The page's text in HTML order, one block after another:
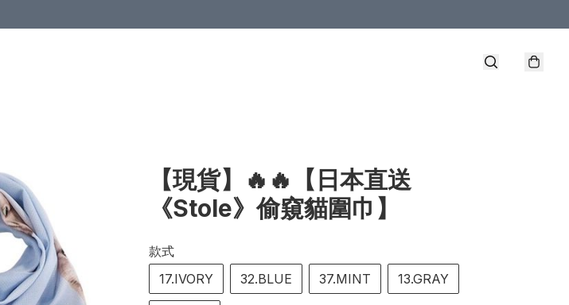
【現貨】🔥🔥【日本直送
《Stole》偷窺貓圍巾】
款式
17.IVORY
32.BLUE 37.MINT 13.GRAY